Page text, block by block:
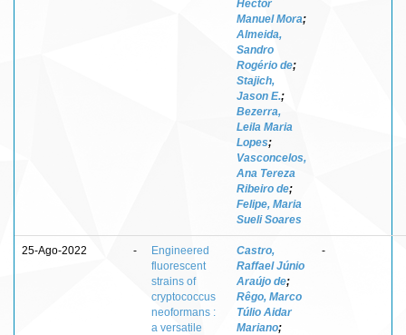
Héctor
Manuel Mora;
Almeida,
Sandro
Rogério de;
Stajich,
Jason E.;
Bezerra,
Leila Maria
Lopes;
Vasconcelos,
Ana Tereza
Ribeiro de;
Felipe, Maria
Sueli Soares
25-Ago-2022 -
Engineered
fluorescent
strains of
cryptococcus
neoformans :
a versatile
Castro,
Raffael Júnio
Araújo de;
Rêgo, Marco
Túlio Aidar
Mariano;
-